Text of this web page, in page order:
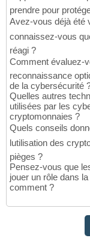
prendre pour
Avez-vous déjà été
connaissez-vous
réagi ?
Comment évaluez-
reconnaissance
de la cybersécurité
Quelles autres
utilisées par les
cryptomonnaies ?
Quels conseils
lutilisation des
pièges ?
Pensez-vous que
jouer un rôle dans
comment ?